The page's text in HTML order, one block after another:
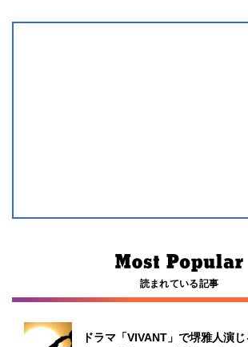
読まれている記事
ドラマ「VIVANT」で堺雅人演